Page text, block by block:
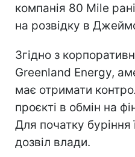
компанія 80 Mile
на розвідку в
Згідно з
Greenland Energy,
має отримати
проєкті в обмін на
Для початку буріння
дозвіл влади.